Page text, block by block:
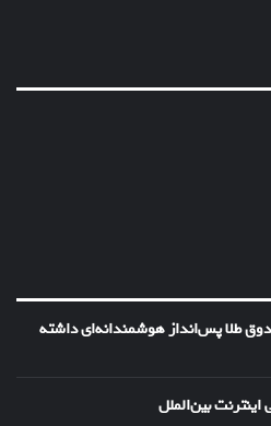
طلا پس‌انداز هوشمندانه‌ای داشته
بین‌الملل